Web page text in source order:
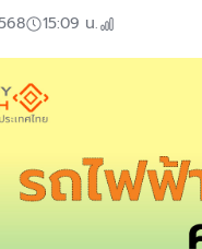
15:09 น.